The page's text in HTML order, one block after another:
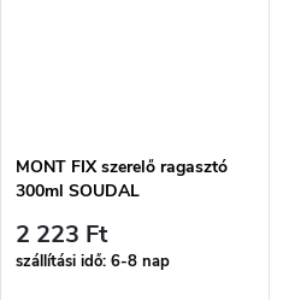
MONT FIX szerelő ragasztó
300ml SOUDAL
2 223 Ft
szállítási idő: 6-8 nap